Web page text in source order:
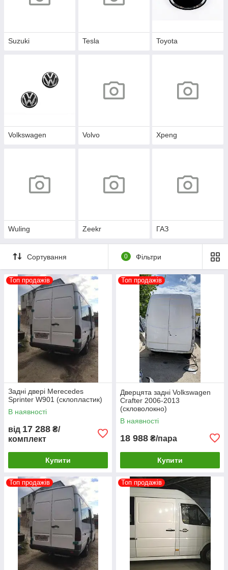
Suzuki Tesla Toyota
Volkswagen Volvo Xpeng
Wuling Zeekr ГАЗ
Сортування 0 Фільтри
Топ продажів
Задні двері Merecedes
Sprinter W901 (склопластик)
В наявності
від 17 288 ₴/
комплект
Купити
Топ продажів
Дверцята задні Volkswagen
Crafter 2006-2013
(скловолокно)
В наявності
18 988 ₴/пара
Купити
Топ продажів Топ продажів